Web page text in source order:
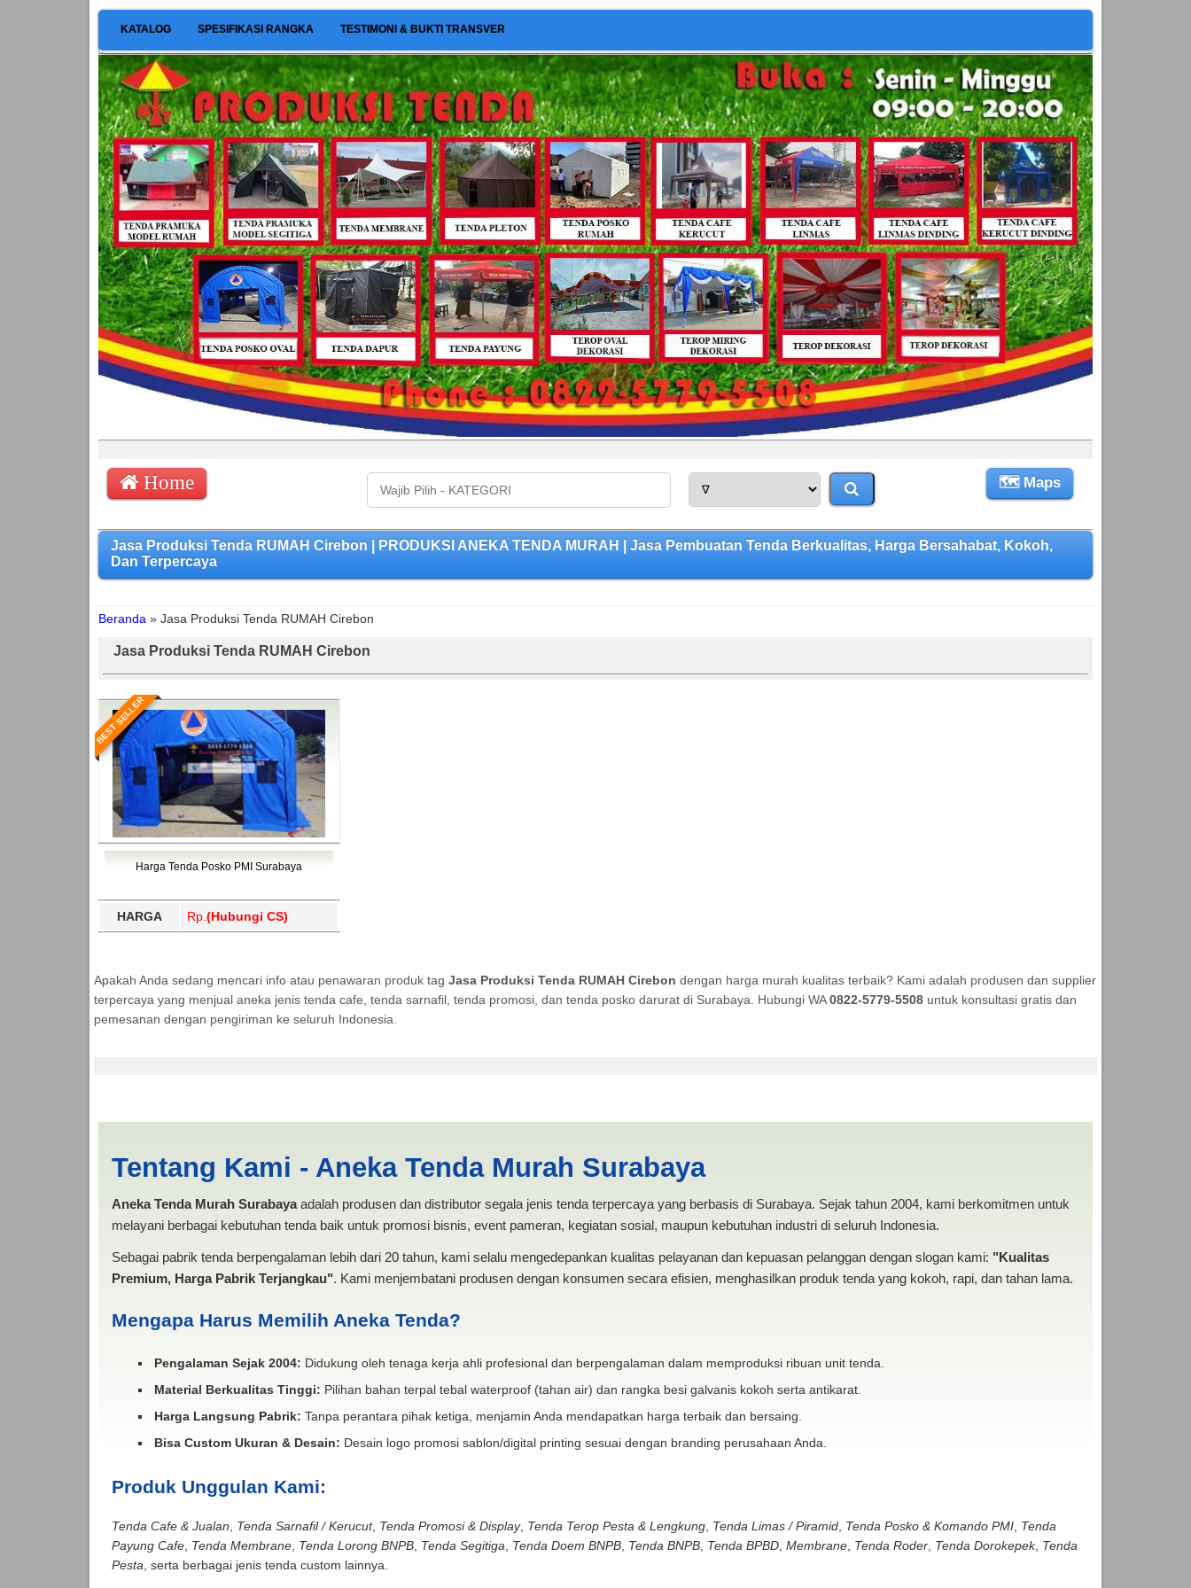
KATALOG SPESIFIKASI RANGKA TESTIMONI & BUKTI TRANSVER
Home 🗺 Maps
Jasa Produksi Tenda RUMAH Cirebon | PRODUKSI ANEKA TENDA MURAH | Jasa Pembuatan Tenda Berkualitas, Harga Bersahabat, Kokoh,
Dan Terpercaya
Beranda » Jasa Produksi Tenda RUMAH Cirebon
Jasa Produksi Tenda RUMAH Cirebon
BEST SELLER
Harga Tenda Posko PMI Surabaya
HARGA Rp. (Hubungi CS)
Apakah Anda sedang mencari info atau penawaran produk tag Jasa Produksi Tenda RUMAH Cirebon dengan harga murah kualitas terbaik? Kami adalah produsen dan supplier
terpercaya yang menjual aneka jenis tenda cafe, tenda sarnafil, tenda promosi, dan tenda posko darurat di Surabaya. Hubungi WA0822-5779-5508untuk konsultasi gratis dan
pemesanan dengan pengiriman ke seluruh Indonesia.
Tentang Kami - Aneka Tenda Murah Surabaya
Aneka Tenda Murah Surabayaadalah produsen dan distributor segala jenis tenda terpercaya yang berbasis di Surabaya. Sejak tahun 2004, kami berkomitmen untuk
melayani berbagai kebutuhan tenda baik untuk promosi bisnis, event pameran, kegiatan sosial, maupun kebutuhan industri di seluruh Indonesia.
Sebagai pabrik tenda berpengalaman lebih dari 20 tahun, kami selalu mengedepankan kualitas pelayanan dan kepuasan pelanggan dengan slogan kami: "Kualitas
Premium, Harga Pabrik Terjangkau". Kami menjembatani produsen dengan konsumen secara efisien, menghasilkan produk tenda yang kokoh, rapi, dan tahan lama.
Mengapa Harus Memilih Aneka Tenda?
Pengalaman Sejak 2004: Didukung oleh tenaga kerja ahli profesional dan berpengalaman dalam memproduksi ribuan unit tenda.
Material Berkualitas Tinggi: Pilihan bahan terpal tebal waterproof (tahan air) dan rangka besi galvanis kokoh serta antikarat.
Harga Langsung Pabrik: Tanpa perantara pihak ketiga, menjamin Anda mendapatkan harga terbaik dan bersaing.
Bisa Custom Ukuran & Desain: Desain logo promosi sablon/digital printing sesuai dengan branding perusahaan Anda.
Produk Unggulan Kami:
Tenda Cafe & Jualan Tenda Sarnafil / Kerucut, Tenda Promosi & Display, Tenda Terop Pesta & Lengkung, Tenda Limas / Piramid, Tenda Posko & Komando PMI, Tenda
Payung Cafe, Tenda Membrane, Tenda Lorong BNPB, Tenda Segitiga Tenda Doem BNPB, Tenda BNPB, Tenda BPBD, Membrane, Tenda Roder, Tenda Dorokepek, Tenda
Pesta , serta berbagai jenis tenda custom lainnya.